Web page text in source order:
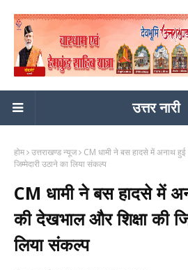
उत्तर नारी
होम उत्तराखण्ड न्यूज
CM धामी ने बस हादसे में अनाथ हुई
जिम्मेदारी उठाने का लिया संकल्प
CM धामी ने बस हादसे में
की देखभाल और शिक्षा की
लिया संकल्प